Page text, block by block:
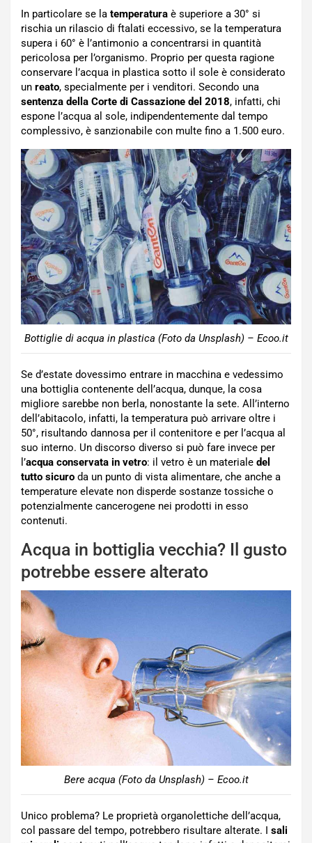
In particolare se la temperatura è superiore a 30° si
rischia un rilascio di ftalati eccessivo, se la temperatura
supera i 60° è l’antimonio a concentrarsi in quantità
pericolosa per l’organismo. Proprio per questa ragione
conservare l’acqua in plastica sotto il sole è considerato
un reato, specialmente per i venditori. Secondo una
sentenza della Corte di Cassazione del 2018, infatti, chi
espone l’acqua al sole, indipendentemente dal tempo
complessivo, è sanzionabile con multe fino a 1.500 euro.
Bottiglie di acqua in plastica (Foto da Unsplash) – Ecoo.it
Se d’estate dovessimo entrare in macchina e vedessimo
una bottiglia contenente dell’acqua, dunque, la cosa
migliore sarebbe non berla, nonostante la sete. All’interno
dell’abitacolo, infatti, la temperatura può arrivare oltre i
50°, risultando dannosa per il contenitore e per l’acqua al
suo interno. Un discorso diverso si può fare invece per
l’acqua conservata in vetro: il vetro è un materiale del
tutto sicuro da un punto di vista alimentare, che anche a
temperature elevate non disperde sostanze tossiche o
potenzialmente cancerogene nei prodotti in esso
contenuti.
Acqua in bottiglia vecchia? Il gusto
potrebbe essere alterato
Bere acqua (Foto da Unsplash) – Ecoo.it
Unico problema? Le proprietà organolettiche dell’acqua,
col passare del tempo, potrebbero risultare alterate. I sali